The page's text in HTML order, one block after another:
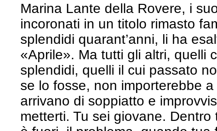
Marina Lante della Rovere, i
incoronati in un titolo rimasto
splendidi quarant’anni, li ha
«Aprile». Ma tutti gli altri, quelli
splendidi, quelli il cui passato
se lo fosse, non importerebbe
arrivano di soppiatto e
metterti. Tu sei giovane.